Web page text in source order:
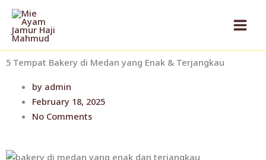
Skip
content
5 Tempat Bakery di Medan yang Enak & Terjangkau
by admin
February 18, 2025
No Comments